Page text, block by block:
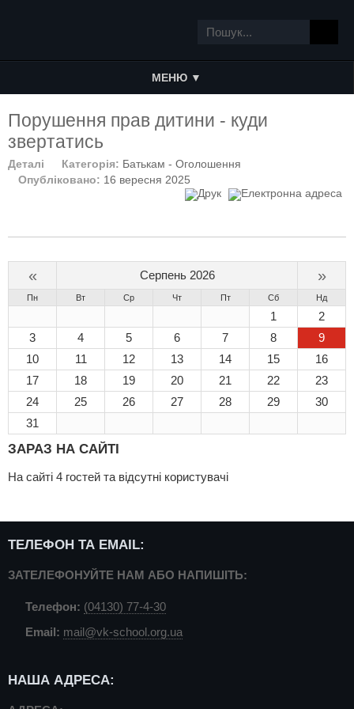
МЕНЮ ▼
Порушення прав дитини - куди
звертатись
Деталі Категорія: Батькам - Оголошення
Опубліковано: 16 вересня 2025
« Серпень 2026 »
Пн Вт Ср Чт Пт Сб Нд
1
2
3
4 5 6 7 8
9
10
11 12 13 14 15
16
17
18 19 20 21 22
23
24
25 26 27 28 29
30
31
ЗАРАЗ НА САЙТІ
На сайті 4 гостей та відсутні користувачі
ТЕЛЕФОН ТА EMAIL:
ЗАТЕЛЕФОНУЙТЕ НАМ АБО НАПИШІТЬ:
Телефон: (04130) 77-4-30
Email: mail@vk-school.org.ua
НАША АДРЕСА: